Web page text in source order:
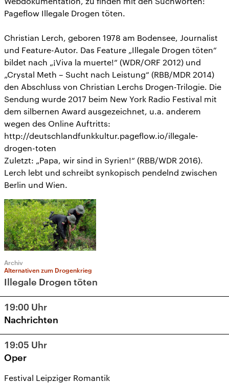
Pageflow Illegale Drogen töten.
Christian Lerch, geboren 1978 am Bodensee, Journalist
und Feature-Autor. Das Feature „Illegale Drogen töten“
bildet nach „¡Viva la muerte!“ (WDR/ORF 2012) und
„Crystal Meth – Sucht nach Leistung“ (RBB/MDR 2014)
den Abschluss von Christian Lerchs Drogen-Trilogie. Die
Sendung wurde 2017 beim New York Radio Festival mit
dem silbernen Award ausgezeichnet, u.a. anderem
wegen des Online Auftritts:
http://deutschlandfunkkultur.pageflow.io/illegale-
drogen-toten
Zuletzt: „Papa, wir sind in Syrien!“ (RBB/WDR 2016).
Lerch lebt und schreibt synkopisch pendelnd zwischen
Berlin und Wien.
Archiv
Alternativen zum Drogenkrieg
Illegale Drogen töten
19:00 Uhr
Nachrichten
19:05 Uhr
Oper
Festival Leipziger Romantik